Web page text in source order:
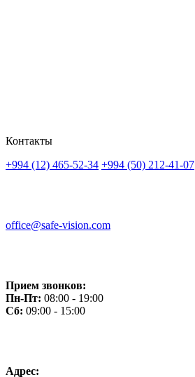
Контакты
+994 (12) 465-52-34 +994 (50) 212-41-07
office@safe-vision.com
Прием звонков:
Пн-Пт: 08:00 - 19:00
Сб: 09:00 - 15:00
Адрес: